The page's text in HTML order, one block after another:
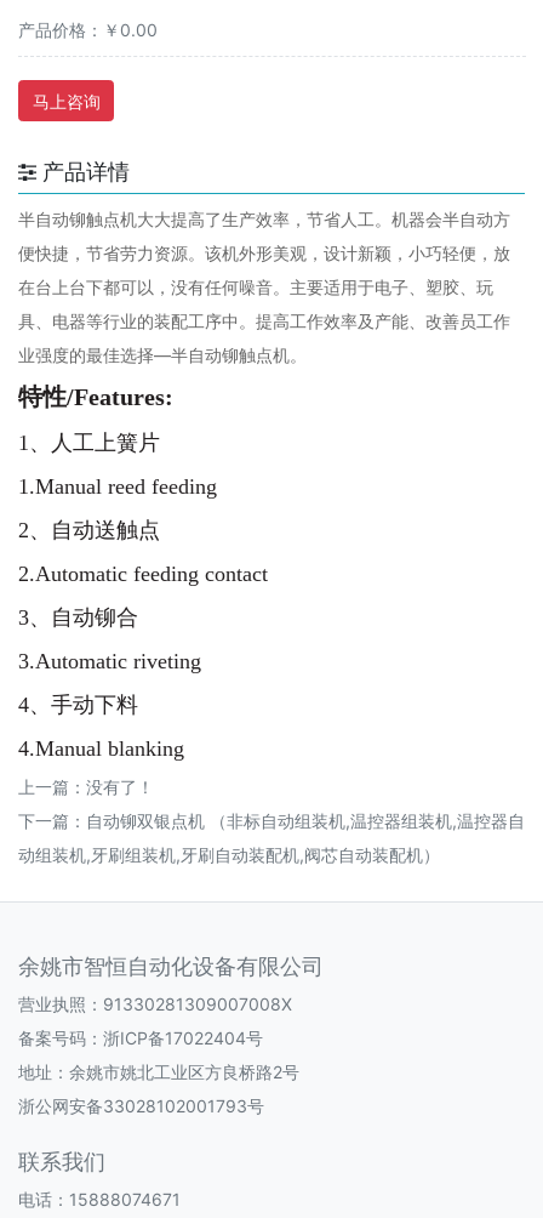
产品价格：￥0.00
马上咨询
产品详情
半自动铆触点机大大提高了生产效率，节省人工。机器会半自动方
便快捷，节省劳力资源。该机外形美观，设计新颖，小巧轻便，放
在台上台下都可以，没有任何噪音。主要适用于电子、塑胶、玩
具、电器等行业的装配工序中。提高工作效率及产能、改善员工作
业强度的最佳选择—半自动铆触点机。
特性/Features:
1、人工上簧片
1.Manual reed feeding
2、自动送触点
2.Automatic feeding contact
3、自动铆合
3.Automatic riveting
4、手动下料
4.Manual blanking
上一篇：没有了！
下一篇： 自动铆双银点机 （非标自动组装机,温控器组装机,温控器自
动组装机,牙刷组装机,牙刷自动装配机,阀芯自动装配机）
余姚市智恒自动化设备有限公司
营业执照：91330281309007008X
备案号码： 浙ICP备17022404号
地址：余姚市姚北工业区方良桥路2号
浙公网安备33028102001793号
联系我们
电话：15888074671